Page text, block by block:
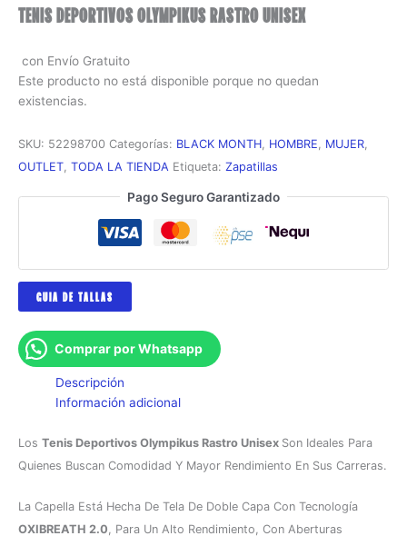
TENIS DEPORTIVOS OLYMPIKUS RASTRO UNISEX
con Envío Gratuito
Este producto no está disponible porque no quedan
existencias.
SKU: 52298700 Categorías: BLACK MONTH HOMBRE MUJER
OUTLET TODA LA TIENDA Etiqueta: Zapatillas
Pago Seguro Garantizado
GUIA DE TALLAS
Comprar por Whatsapp
Descripción
Información adicional
Los Tenis Deportivos Olympikus Rastro Unisex Son Ideales Para
Quienes Buscan Comodidad Y Mayor Rendimiento En Sus Carreras.
La Capella Está Hecha De Tela De Doble Capa Con Tecnología
OXIBREATH 2.0, Para Un Alto Rendimiento, Con Aberturas